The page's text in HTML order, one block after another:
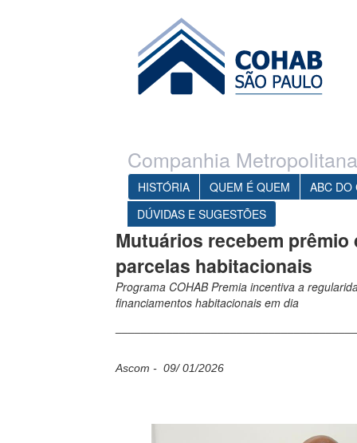
Companhia
HISTÓRIA QUEM É QUEM
ABC DO
DÚVIDAS E SUGESTÕES
Mutuários recebem
parcelas habitacionais
Programa COHAB Premia incentiva a
financiamentos habitacionais em dia
Ascom - 09/ 01/2026